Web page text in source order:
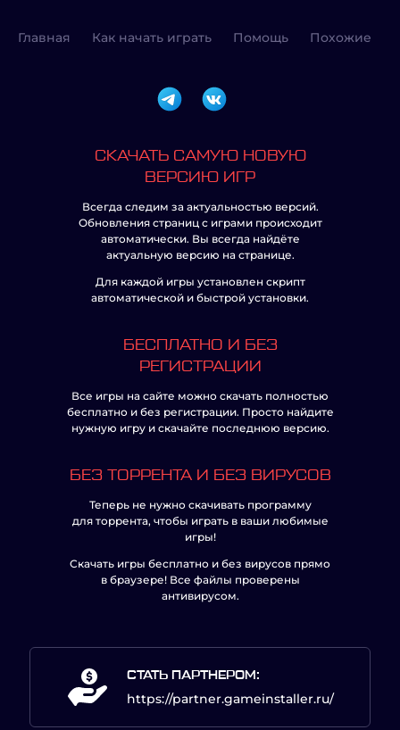
Главная Как начать играть Помощь Похожие
СКАЧАТЬ САМУЮ НОВУЮ
ВЕРСИЮ ИГР
Всегда следим за актуальностью версий.
Обновления страниц с играми происходит
автоматически. Вы всегда найдёте
актуальную версию на странице.
Для каждой игры установлен скрипт
автоматической и быстрой установки.
БЕСПЛАТНО И БЕЗ
РЕГИСТРАЦИИ
Все игры на сайте можно скачать полностью
бесплатно и без регистрации. Просто найдите
нужную игру и скачайте последнюю версию.
БЕЗ ТОРРЕНТА И БЕЗ ВИРУСОВ
Теперь не нужно скачивать программу
для торрента, чтобы играть в ваши любимые
игры!
Скачать игры бесплатно и без вирусов прямо
в браузере! Все файлы проверены
антивирусом.
СТАТЬ ПАРТНЕРОМ:
https://partner.gameinstaller.ru/